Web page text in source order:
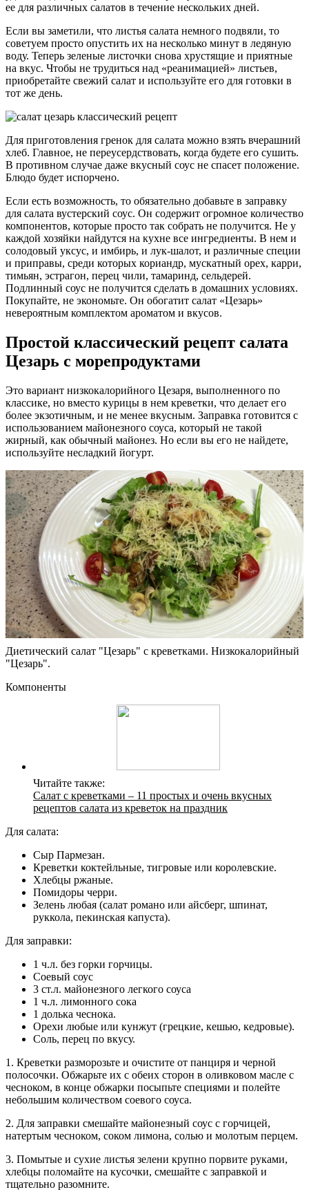
ее для различных салатов в течение нескольких дней.
Если вы заметили, что листья салата немного подвяли, то
советуем просто опустить их на несколько минут в ледяную
воду. Теперь зеленые листочки снова хрустящие и приятные
на вкус. Чтобы не трудиться над «реанимацией» листьев,
приобретайте свежий салат и используйте его для готовки в
тот же день.
Для приготовления гренок для салата можно взять вчерашний
хлеб. Главное, не переусердствовать, когда будете его сушить.
В противном случае даже вкусный соус не спасет положение.
Блюдо будет испорчено.
Если есть возможность, то обязательно добавьте в заправку
для салата вустерский соус. Он содержит огромное количество
компонентов, которые просто так собрать не получится. Не у
каждой хозяйки найдутся на кухне все ингредиенты. В нем и
солодовый уксус, и имбирь, и лук-шалот, и различные специи
и приправы, среди которых кориандр, мускатный орех, карри,
тимьян, эстрагон, перец чили, тамаринд, сельдерей.
Подлинный соус не получится сделать в домашних условиях.
Покупайте, не экономьте. Он обогатит салат «Цезарь»
невероятным комплектом ароматом и вкусов.
Простой классический рецепт салата
Цезарь с морепродуктами
Это вариант низкокалорийного Цезаря, выполненного по
классике, но вместо курицы в нем креветки, что делает его
более экзотичным, и не менее вкусным. Заправка готовится с
использованием майонезного соуса, который не такой
жирный, как обычный майонез. Но если вы его не найдете,
используйте несладкий йогурт.
Диетический салат "Цезарь" с креветками. Низкокалорийный
"Цезарь".
Компоненты
Читайте также:
Салат с креветками – 11 простых и очень вкусных
рецептов салата из креветок на праздник
Для салата:
Сыр Пармезан.
Креветки коктейльные, тигровые или королевские.
Хлебцы ржаные.
Помидоры черри.
Зелень любая (салат романо или айсберг, шпинат,
руккола, пекинская капуста).
Для заправки:
1 ч.л. без горки горчицы.
Соевый соус
3 ст.л. майонезного легкого соуса
1 ч.л. лимонного сока
1 долька чеснока.
Орехи любые или кунжут (грецкие, кешью, кедровые).
Соль, перец по вкусу.
1. Креветки разморозьте и очистите от панциря и черной
полосочки. Обжарьте их с обеих сторон в оливковом масле с
чесноком, в конце обжарки посыпьте специями и полейте
небольшим количеством соевого соуса.
2. Для заправки смешайте майонезный соус с горчицей,
натертым чесноком, соком лимона, солью и молотым перцем.
3. Помытые и сухие листья зелени крупно порвите руками,
хлебцы поломайте на кусочки, смешайте с заправкой и
тщательно разомните.